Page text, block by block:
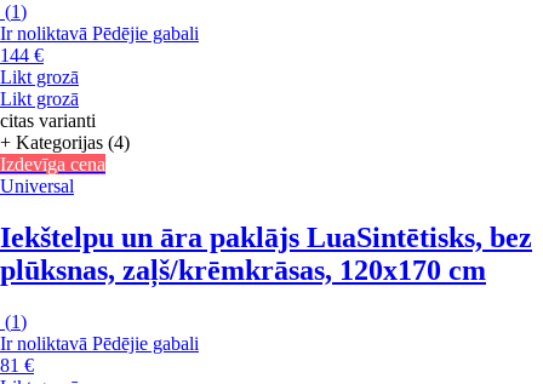
(1)
Ir noliktavā Pēdējie gabali
144 €
Likt grozā
Likt grozā
citas varianti
+ Kategorijas (4)
Izdevīga cena
Universal
Iekštelpu un āra paklājs LuaSintētisks, bez
plūksnas, zaļš/krēmkrāsas, 120x170 cm
(1)
Ir noliktavā Pēdējie gabali
81 €